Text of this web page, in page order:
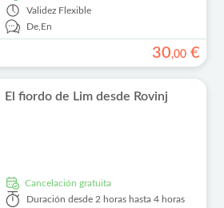
Validez Flexible
De,En
30,00 €
El fiordo de Lim desde Rovinj
cancelación gratuita
Duración desde 2 horas hasta 4 horas